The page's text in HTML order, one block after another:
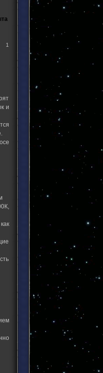
1
и